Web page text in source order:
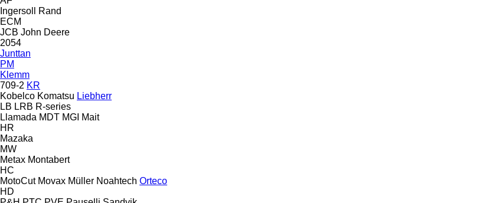
Ingersoll Rand
ECM
JCB John Deere
2054
Junttan
PM
Klemm
709-2 KR
Kobelco Komatsu Liebherr
LB LRB R-series
Llamada MDT MGI Mait
HR
Mazaka
MW
Metax Montabert
HC
MotoCut Movax Müller Noahtech Orteco
HD